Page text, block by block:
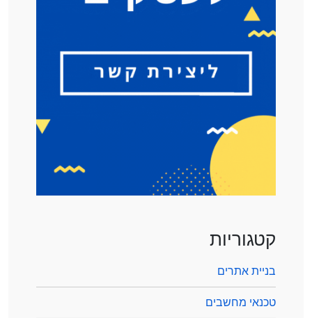
קטגוריות
בניית אתרים
טכנאי מחשבים